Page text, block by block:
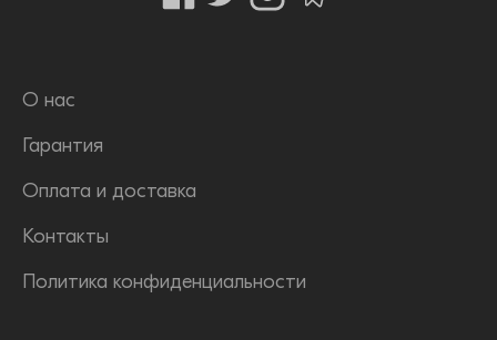
О нас
Гарантия
Оплата и доставка
Контакты
Политика конфиденциальности